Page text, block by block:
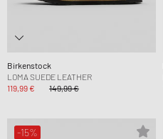
Birkenstock
LOMA SUEDE LEATHER
119,99 €
149,99 €
-15%